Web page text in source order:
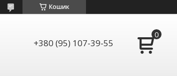
Кошик
+380 (95) 107-39-55